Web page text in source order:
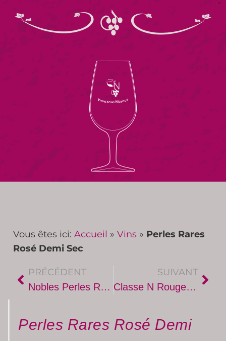
Vous êtes ici: Accueil » Vins » Perles Rares
Rosé Demi Sec
PRÉCÉDENT
Nobles Perles Rosé Brut
SUIVANT
Classe N Rouge Magnum
Perles Rares Rosé Demi